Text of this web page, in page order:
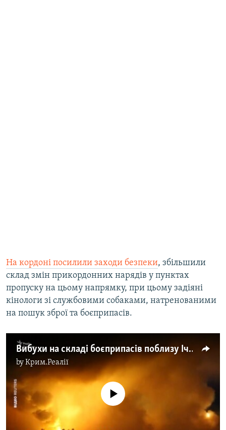
На кордоні посилили заходи безпеки, збільшили
склад змін прикордонних нарядів у пунктах
пропуску на цьому напрямку, при цьому задіяні
кінологи зі службовими собаками, натренованими
на пошук зброї та боєприпасів.
Вибухи на складі боєприпасів поблизу Ічні – кадри з місця події (відео)
byКрим.Реалії
No media source currently available